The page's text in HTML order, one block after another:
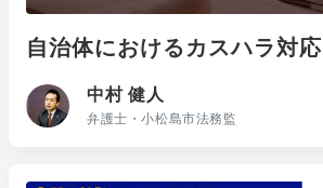
自治体におけるカスハラ対応
中村 健人
弁護士・小松島市法務監